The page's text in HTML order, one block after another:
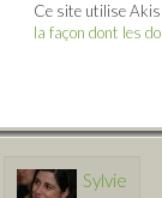
Ce site utilise
la façon dont les
Sylvie